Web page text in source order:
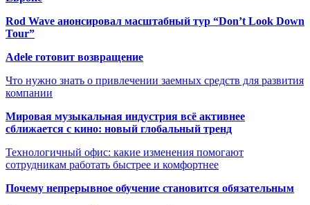
Rod Wave анонсировал масштабный тур “Don’t Look Down
Tour”
Adele готовит возвращение
Что нужно знать о привлечении заемных средств для развития
компании
Мировая музыкальная индустрия всё активнее
сближается с кино: новый глобальный тренд
Технологичный офис: какие изменения помогают
сотрудникам работать быстрее и комфортнее
Почему непрерывное обучение становится обязательным